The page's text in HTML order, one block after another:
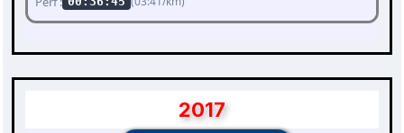
2017